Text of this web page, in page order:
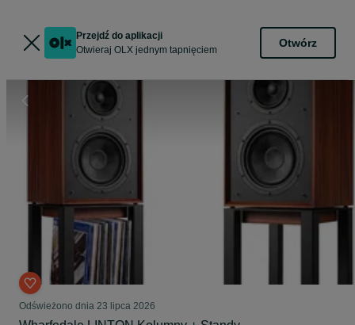
Przejdź do aplikacji
Otwieraj OLX jednym tapnięciem
Otwórz
Odświeżono dnia 23 lipca 2026